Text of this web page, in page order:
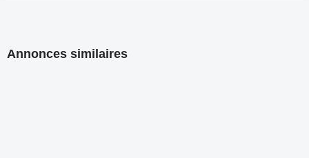
Annonces similaires